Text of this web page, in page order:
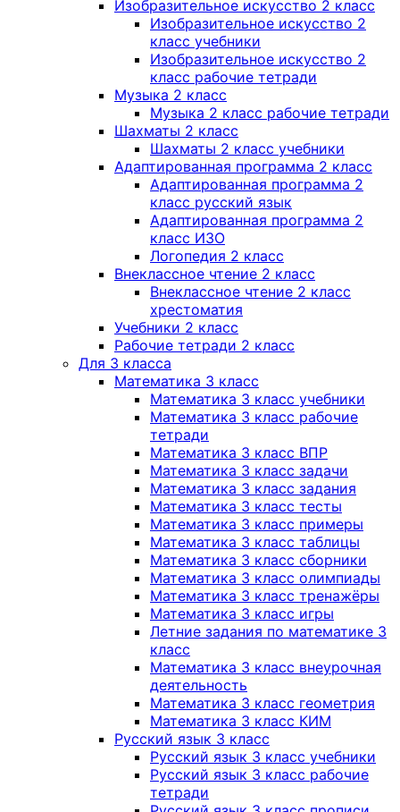
Изобразительное искусство 2 класс
Изобразительное искусство 2
класс учебники
Изобразительное искусство 2
класс рабочие тетради
Музыка 2 класс
Музыка 2 класс рабочие тетради
Шахматы 2 класс
Шахматы 2 класс учебники
Адаптированная программа 2 класс
Адаптированная программа 2
класс русский язык
Адаптированная программа 2
класс ИЗО
Логопедия 2 класс
Внеклассное чтение 2 класс
Внеклассное чтение 2 класс
хрестоматия
Учебники 2 класс
Рабочие тетради 2 класс
Для 3 класса
Математика 3 класс
Математика 3 класс учебники
Математика 3 класс рабочие
тетради
Математика 3 класс ВПР
Математика 3 класс задачи
Математика 3 класс задания
Математика 3 класс тесты
Математика 3 класс примеры
Математика 3 класс таблицы
Математика 3 класс сборники
Математика 3 класс олимпиады
Математика 3 класс тренажёры
Математика 3 класс игры
Летние задания по математике 3
класс
Математика 3 класс внеурочная
деятельность
Математика 3 класс геометрия
Математика 3 класс КИМ
Русский язык 3 класс
Русский язык 3 класс учебники
Русский язык 3 класс рабочие
тетради